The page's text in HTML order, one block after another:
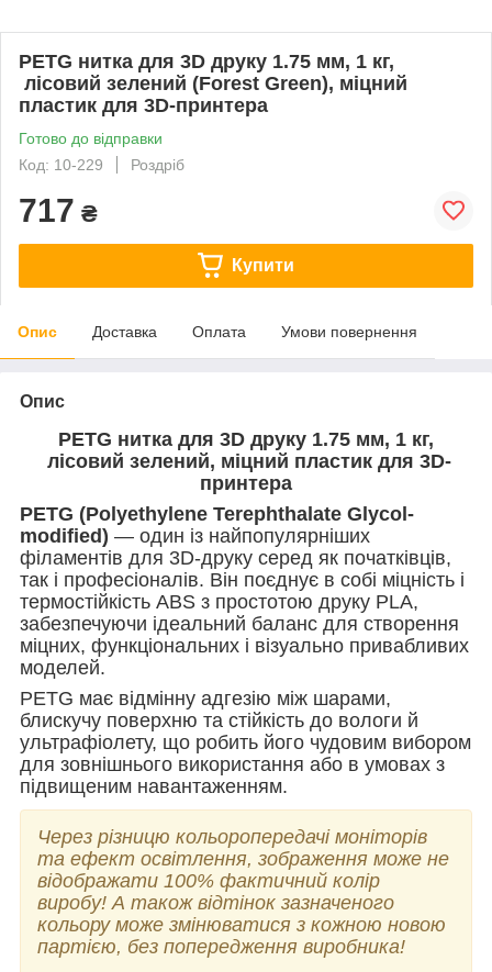
PETG нитка для 3D друку 1.75 мм, 1 кг,
лісовий зелений (Forest Green), міцний
пластик для 3D-принтера
Готово до відправки
Код: 10-229
Роздріб
717 ₴
Купити
Опис Доставка Оплата Умови повернення
Опис
PETG нитка для 3D друку 1.75 мм, 1 кг,
лісовий зелений, міцний пластик для 3D-
принтера
PETG (Polyethylene Terephthalate Glycol-
modified) — один із найпопулярніших
філаментів для 3D-друку серед як початківців,
так і професіоналів. Він поєднує в собі міцність і
термостійкість ABS з простотою друку PLA,
забезпечуючи ідеальний баланс для створення
міцних, функціональних і візуально привабливих
моделей.
PETG має відмінну адгезію між шарами,
блискучу поверхню та стійкість до вологи й
ультрафіолету, що робить його чудовим вибором
для зовнішнього використання або в умовах з
підвищеним навантаженням.
Через різницю кольоропередачі моніторів
та ефект освітлення, зображення може не
відображати 100% фактичний колір
виробу! А також відтінок зазначеного
кольору може змінюватися з кожною новою
партією, без попередження виробника!